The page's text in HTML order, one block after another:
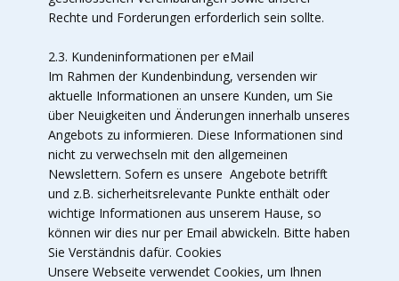
Rechte und Forderungen erforderlich sein sollte.
2.3. Kundeninformationen per eMail
Im Rahmen der Kundenbindung, versenden wir
aktuelle Informationen an unsere Kunden, um Sie
über Neuigkeiten und Änderungen innerhalb unseres
Angebots zu informieren. Diese Informationen sind
nicht zu verwechseln mit den allgemeinen
Newslettern. Sofern es unsere Angebote betrifft
und z.B. sicherheitsrelevante Punkte enthält oder
wichtige Informationen aus unserem Hause, so
können wir dies nur per Email abwickeln. Bitte haben
Sie Verständnis dafür. Cookies
Unsere Webseite verwendet Cookies, um Ihnen